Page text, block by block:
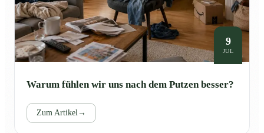
9
JUL
Warum fühlen wir uns nach dem Putzen besser?
Zum Artikel →